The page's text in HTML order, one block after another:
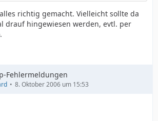
richtig gemacht. Vielleicht sollte da
drauf hingewiesen werden, evtl. per
Fehlermeldungen
8. Oktober 2006 um 15:53